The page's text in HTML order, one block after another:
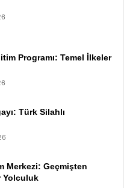
Programı: Temel İlkeler
Türk Silahlı
Merkezi: Geçmişten
Yolculuk